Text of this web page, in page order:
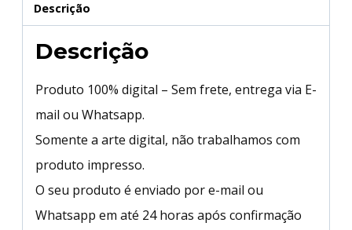
Descrição
Descrição
Produto 100% digital – Sem frete, entrega via E-
mail ou Whatsapp.
Somente a arte digital, não trabalhamos com
produto impresso.
O seu produto é enviado por e-mail ou
Whatsapp em até 24 horas após confirmação